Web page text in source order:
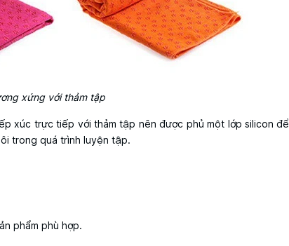
xứng với thảm tập
xúc trực tiếp với thảm tập nên được phủ một lớp silicon để
trong quá trình luyện tập.
phẩm phù hợp.